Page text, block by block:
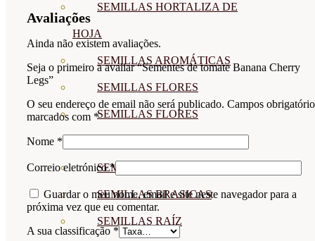
SEMILLAS HORTALIZA DE
HOJA
SEMILLAS AROMÁTICAS
SEMILLAS FLORES
SEMILLAS FLORES
SEMILLAS TRADICIONALES
SEMILLAS BRASICAS
SEMILLAS RAÍZ
Avaliações
Ainda não existem avaliações.
Seja o primeiro a avaliar “Sementes de tomate Banana Cherry
Legs”
O seu endereço de email não será publicado. Campos
marcados com *
Nome *
Correio eletrónico*
Guardar o meu nome, email e site neste navegador para a
próxima vez que eu comentar.
A sua classificação *